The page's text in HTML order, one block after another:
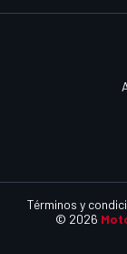
© 2026
Términos y